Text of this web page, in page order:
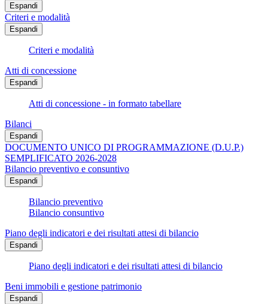
Espandi
Criteri e modalità
Espandi
Criteri e modalità
Atti di concessione
Espandi
Atti di concessione - in formato tabellare
Bilanci
Espandi
DOCUMENTO UNICO DI PROGRAMMAZIONE (D.U.P.)
SEMPLIFICATO 2026-2028
Bilancio preventivo e consuntivo
Espandi
Bilancio preventivo
Bilancio consuntivo
Piano degli indicatori e dei risultati attesi di bilancio
Espandi
Piano degli indicatori e dei risultati attesi di bilancio
Beni immobili e gestione patrimonio
Espandi